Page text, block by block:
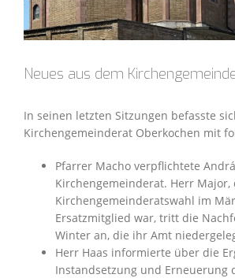
Neues aus dem
In seinen letzten Sitzungen befasste
Kirchengemeinderat Oberkochen mit
Pfarrer Macho verpflichtete
Kirchengemeinderat. Herr Major,
Kirchengemeinderatswahl im
Ersatzmitglied war, tritt die
Winter an, die ihr Amt
Herr Haas informierte über die
Instandsetzung und Erneuerung